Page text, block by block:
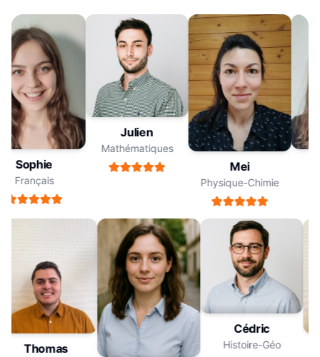
Sophie
Français
Julien
Mathématiques
Mei
Physique-Chimie
Thomas
Cédric
Histoire-Géo